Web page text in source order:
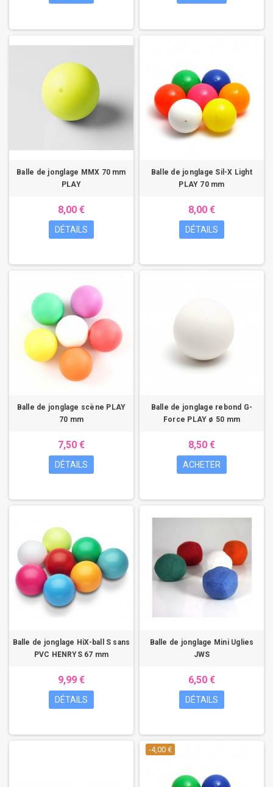
Balle de jonglage MMX 70 mm
PLAY
8,00 €
DÉTAILS
Balle de jonglage Sil-X Light
PLAY 70 mm
8,00 €
DÉTAILS
Balle de jonglage scène PLAY
70 mm
7,50 €
DÉTAILS
Balle de jonglage rebond G-
Force PLAY ø 50 mm
8,50 €
ACHETER
Balle de jonglage HiX-ball S sans
PVC HENRYS 67 mm
9,99 €
DÉTAILS
Balle de jonglage Mini Uglies
JWS
6,50 €
DÉTAILS
-4,00 €